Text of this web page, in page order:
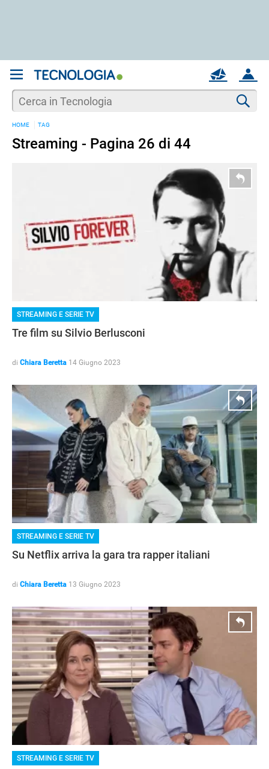
ACCOUNT
MAIL
NEWS
HOME TAG
Streaming - Pagina 26 di 44
STREAMING E SERIE TV
Tre film su Silvio Berlusconi
di Chiara Beretta 14 Giugno 2023
STREAMING E SERIE TV
Su Netflix arriva la gara tra rapper italiani
di Chiara Beretta 13 Giugno 2023
STREAMING E SERIE TV